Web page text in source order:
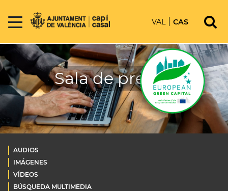
VAL CAS
Sala de prensa
AUDIOS
IMÁGENES
VÍDEOS
BÚSQUEDA MULTIMEDIA